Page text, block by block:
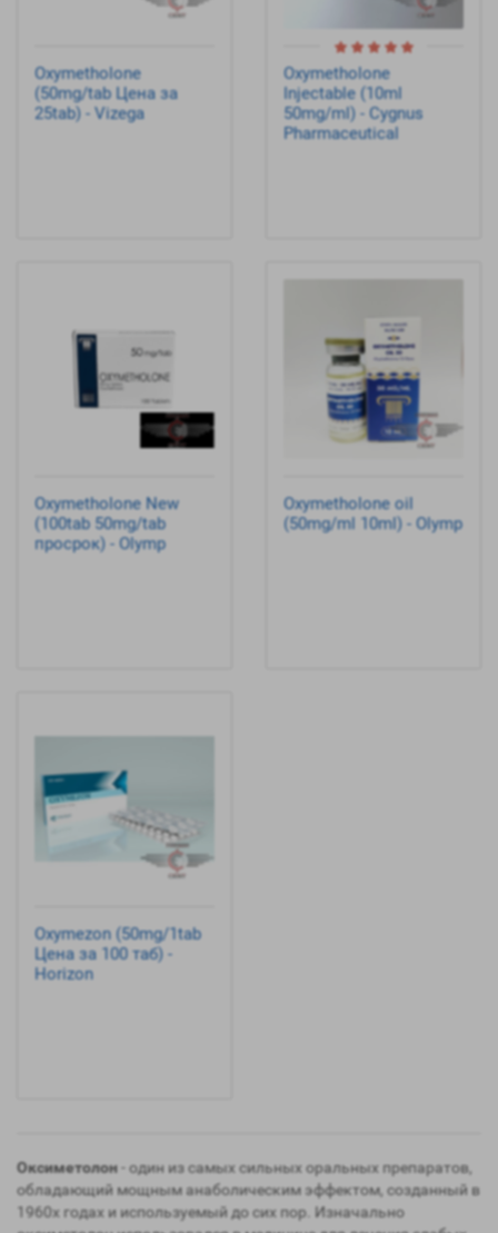
Oxymetholone
(50mg/tab Цена за
25tab) - Vizega
Oxymetholone
Injectable (10ml
50mg/ml) - Cygnus
Pharmaceutical
Oxymetholone New
(100tab 50mg/tab
просрок) - Olymp
Oxymetholone oil
(50mg/ml 10ml) - Olymp
Oxymezon (50mg/1tab
Цена за 100 таб) -
Horizon
Оксиметолон - один из самых сильных оральных препаратов,
обладающий мощным анаболическим эффектом, созданный в
1960х годах и используемый до сих пор. Изначально